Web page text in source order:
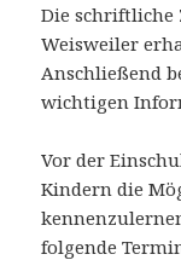
Die schriftliche
Weisweiler
Anschließend
wichtigen
Vor der
Kindern die
folgende